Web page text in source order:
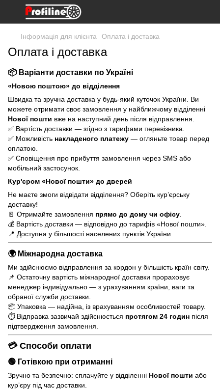
Інформація для клієнта Оплата і доставка
Оплата і доставка
📦 Варіанти доставки по Україні
«Новою поштою» до відділення
Швидка та зручна доставка у будь-який куточок України. Ви
можете отримати своє замовлення у найближчому відділенні
Нової пошти вже на наступний день після відправлення.
✅ Вартість доставки — згідно з тарифами перевізника.
✅ Можливість накладеного платежу — огляньте товар перед
оплатою.
✅ Сповіщення про прибуття замовлення через SMS або
мобільний застосунок.
Кур'єром «Нової пошти» до дверей
Не маєте змоги відвідати відділення? Оберіть кур’єрську
доставку!
🚪 Отримайте замовлення прямо до дому чи офісу
💰 Вартість доставки — відповідно до тарифів «Нової пошти».
📍 Доступна у більшості населених пунктів України.
🌍 Міжнародна доставка
Ми здійснюємо відправлення за кордон у більшість країн світу.
📌 Остаточну вартість міжнародної доставки прораховує
менеджер індивідуально — з урахуванням країни, ваги та
обраної служби доставки.
📦 Упаковка — надійна, із врахуванням особливостей товару.
⏱ Відправка зазвичай здійснюється протягом 24 годин після
підтвердження замовлення.
💳 Способи оплати
🟢 Готівкою при отриманні
Зручно та безпечно: сплачуйте у відділенні Нової пошти або
кур’єру під час доставки.